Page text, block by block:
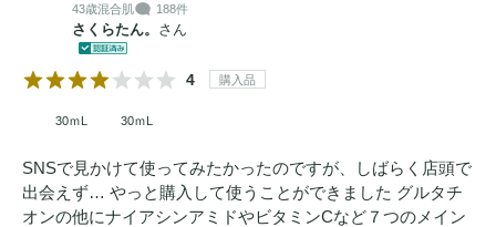
43歳混合肌 188件
さくらたん。 さん
4 購入品
30ｍL 30ｍL
SNSで見かけて使ってみたかったのですが、しばらく店頭で
出会えず… やっと購入して使うことができました グルタチ
オンの他にナイアシンアミドやビタミンCなど７つのメイン